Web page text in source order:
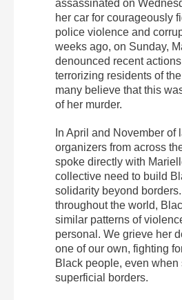
assassinated on
her car for courageously
police violence and
weeks ago, on Sunday,
denounced recent
terrorizing residents of
many believe that this
of her murder.
In April and November of
organizers from across
spoke directly with
collective need to build
solidarity beyond
throughout the world,
similar patterns of
personal. We grieve her
one of our own, fighting
Black people, even when
superficial borders.